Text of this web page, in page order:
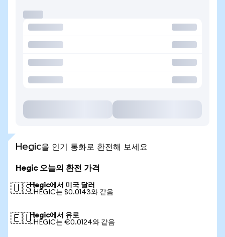
Hegic을 인기 통화로 환전해 보세요
Hegic 오늘의 환전 가격
🇺🇸Hegic에서 미국 달러
1 HEGIC는 $0.0143와 같음
🇪🇺Hegic에서 유로
1 HEGIC는 €0.0124와 같음